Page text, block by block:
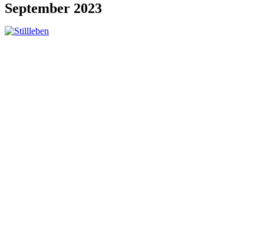
September 2023